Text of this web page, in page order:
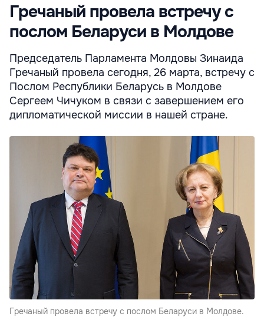
Гречаный провела встречу с
послом Беларуси в Молдове
Председатель Парламента Молдовы Зинаида
Гречаный провела сегодня, 26 марта, встречу с
Послом Республики Беларусь в Молдове
Сергеем Чичуком в связи с завершением его
дипломатической миссии в нашей стране.
Гречаный провела встречу с послом Беларуси в Молдове.